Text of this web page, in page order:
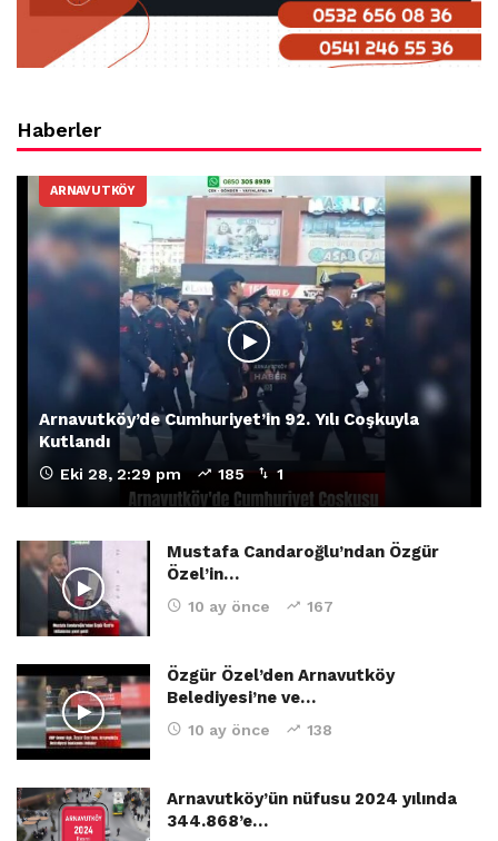
Haberler
ARNAVUTKÖY
Arnavutköy’de Cumhuriyet’in 92. Yılı Coşkuyla
Kutlandı
Eki 28, 2:29 pm 185 1
Mustafa Candaroğlu’ndan Özgür
Özel’in…
10 ay önce 167
Özgür Özel’den Arnavutköy
Belediyesi’ne ve…
10 ay önce 138
Arnavutköy’ün nüfusu 2024 yılında
344.868’e…